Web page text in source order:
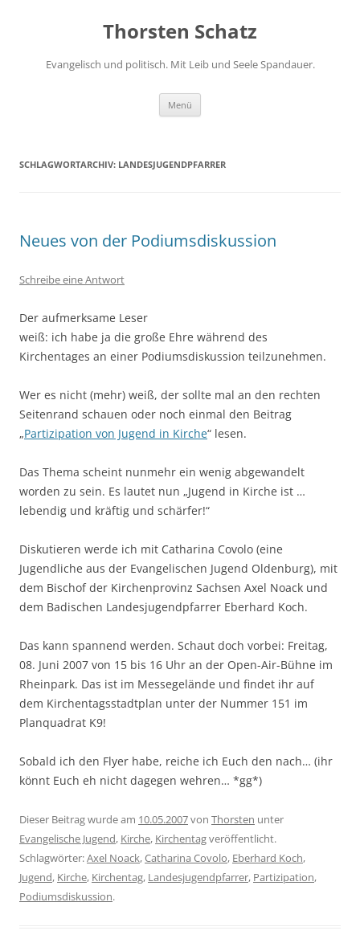
Thorsten Schatz
Evangelisch und politisch. Mit Leib und Seele Spandauer.
Menü
SCHLAGWORTARCHIV: LANDESJUGENDPFARRER
Neues von der Podiumsdiskussion
Schreibe eine Antwort
Der aufmerksame Leser
weiß: ich habe ja die große Ehre während des
Kirchentages an einer Podiumsdiskussion teilzunehmen.
Wer es nicht (mehr) weiß, der sollte mal an den rechten
Seitenrand schauen oder noch einmal den Beitrag
„Partizipation von Jugend in Kirche“ lesen.
Das Thema scheint nunmehr ein wenig abgewandelt
worden zu sein. Es lautet nun „Jugend in Kirche ist …
lebendig und kräftig und schärfer!“
Diskutieren werde ich mit Catharina Covolo (eine
Jugendliche aus der Evangelischen Jugend Oldenburg), mit
dem Bischof der Kirchenprovinz Sachsen Axel Noack und
dem Badischen Landesjugendpfarrer Eberhard Koch.
Das kann spannend werden. Schaut doch vorbei: Freitag,
08. Juni 2007 von 15 bis 16 Uhr an der Open-Air-Bühne im
Rheinpark. Das ist im Messegelände und findet ihr auf
dem Kirchentagsstadtplan unter der Nummer 151 im
Planquadrat K9!
Sobald ich den Flyer habe, reiche ich Euch den nach… (ihr
könnt Euch eh nicht dagegen wehren… *gg*)
Dieser Beitrag wurde am 10.05.2007von Thorsten unter
Evangelische Jugend, Kirche, Kirchentagveröffentlicht.
Schlagwörter:Axel Noack,Catharina Covolo, Eberhard Koch,
Jugend, Kirche, Kirchentag, Landesjugendpfarrer, Partizipation,
Podiumsdiskussion.